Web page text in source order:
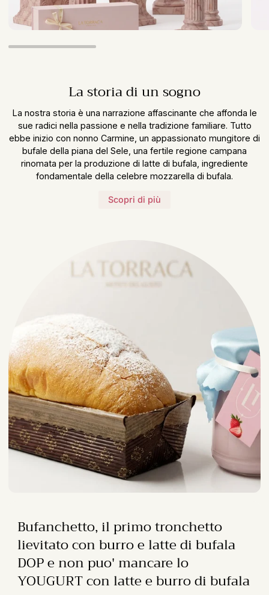
La storia di un sogno
La nostra storia è una narrazione affascinante che affonda le
sue radici nella passione e nella tradizione familiare. Tutto
ebbe inizio con nonno Carmine, un appassionato mungitore di
bufale della piana del Sele, una fertile regione campana
rinomata per la produzione di latte di bufala, ingrediente
fondamentale della celebre mozzarella di bufala.
Scopri di più
Bufanchetto, il primo tronchetto
lievitato con burro e latte di bufala
DOP e non puo' mancare lo
YOUGURT con latte e burro di bufala